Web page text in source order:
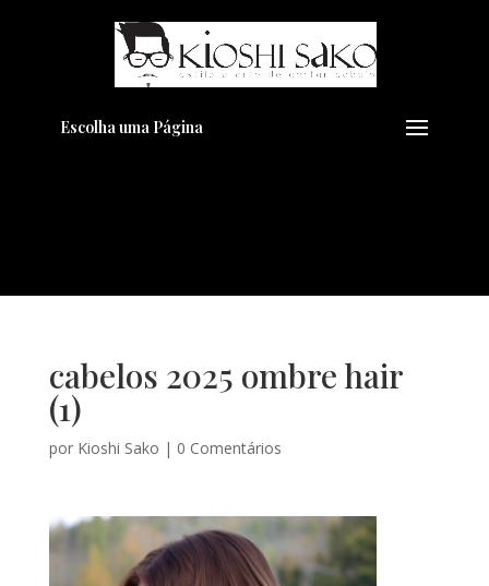
Escolha uma Página
cabelos 2025 ombre hair
(1)
por Kioshi Sako | 0 Comentários
Pensando em transformar seu
Visual??